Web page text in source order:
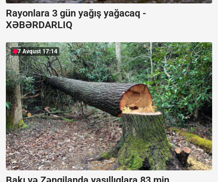
Rayonlara 3 gün yağış yağacaq -
XƏBƏRDARLIQ
7 Avqust 17:14